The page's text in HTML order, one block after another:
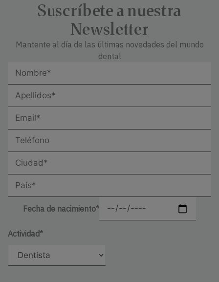
Suscríbete a nuestra
Newsletter
Mantente al día de las últimas novedades del mundo
dental
Fecha de nacimiento*
Actividad*